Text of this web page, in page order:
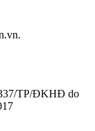
TP/ĐKHĐ do